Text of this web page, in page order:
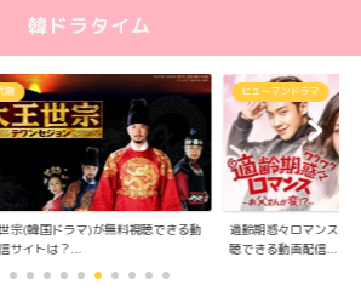
韓ドラタイム
劇
宗(韓国ドラマ)が無料視聴できる動
サイトは？...
ヒューマンドラマ
適齢期惑々ロマンス(韓
聴できる動画配信...